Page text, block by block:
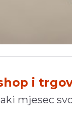
i
mjesec